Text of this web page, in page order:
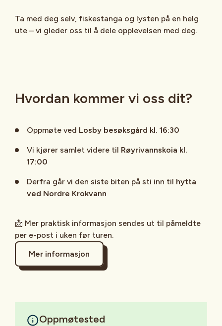
Ta med deg selv, fiskestanga og lysten på en helg
ute – vi gleder oss til å dele opplevelsen med deg.
Hvordan kommer vi oss dit?
Oppmøte ved Losby besøksgård kl. 16:30
Vi kjører samlet videre til Røyrivannskoia kl.
17:00
Derfra går vi den siste biten på sti inn til hytta
ved Nordre Krokvann
📩 Mer praktisk informasjon sendes ut til påmeldte
per e-post i uken før turen.
Mer informasjon
Oppmøtested